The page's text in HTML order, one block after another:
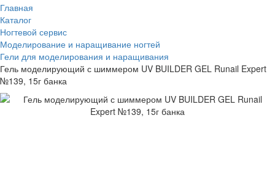
Главная
Каталог
Ногтевой сервис
Моделирование и наращивание ногтей
Гели для моделирования и наращивания
Гель моделирующий с шиммером UV BUILDER GEL Runail Expert
№139, 15г банка